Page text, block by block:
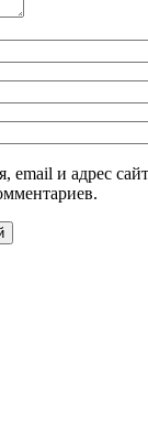
email и адрес